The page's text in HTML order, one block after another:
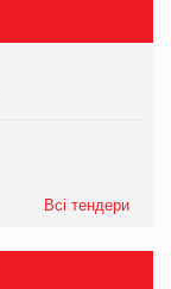
Всі тендери